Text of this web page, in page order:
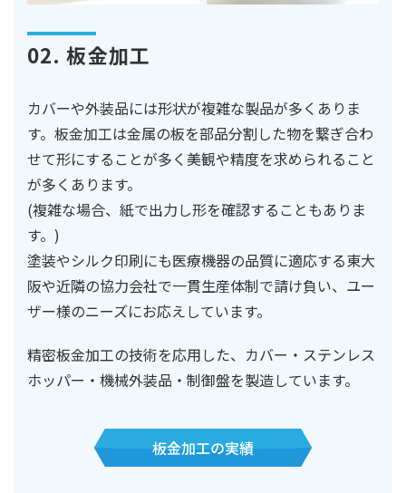
02. 板金加工
カバーや外装品には形状が複雑な製品が多くありま
す。板金加工は金属の板を部品分割した物を繋ぎ合わ
せて形にすることが多く美観や精度を求められること
が多くあります。
(複雑な場合、紙で出力し形を確認することもありま
す。)
塗装やシルク印刷にも医療機器の品質に適応する東大
阪や近隣の協力会社で一貫生産体制で請け負い、ユー
ザー様のニーズにお応えしています。
精密板金加工の技術を応用した、カバー・ステンレス
ホッパー・機械外装品・制御盤を製造しています。
板金加工の実績